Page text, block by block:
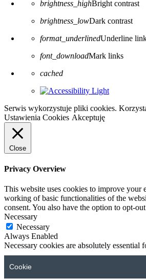
brightness_highBright contrast
brightness_lowDark contrast
format_underlinedUnderline
font_downloadMark links
Reset all options
cached
Serwis wykorzystuje pliki cookies.
Ustawienia Cookies Akceptuję
Close
Privacy Overview
This website uses cookies to improve your
working of basic functionalities of the
consent. You also have the option to opt-
Necessary
Necessary
Always Enabled
Necessary cookies are absolutely
Cookie